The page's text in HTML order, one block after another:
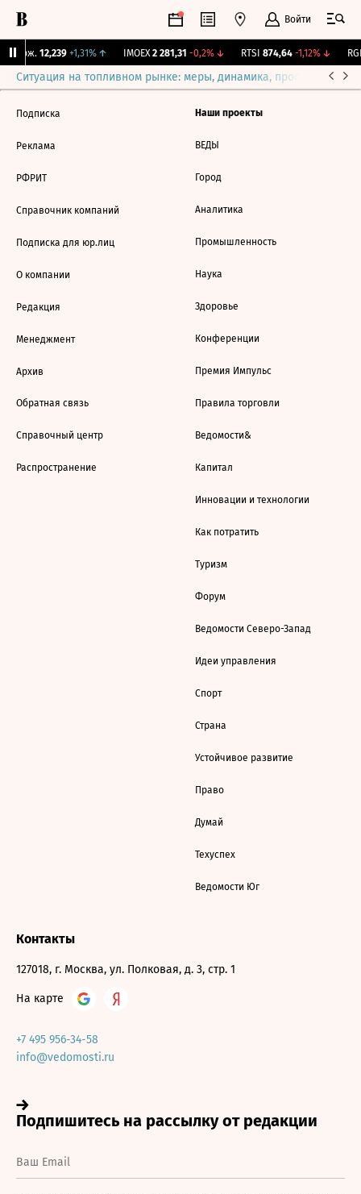
Войти
Бирж. 12,239 +1,31%↑ IMOEX 2 281,31 -0,2%↓ RTSI 874,64 -1,12%↓
Ситуация на топливном рынке: меры, динамика, прогнозы
Подписка
Реклама
РФРИТ
Справочник компаний
Подписка для юр.лиц
О компании
Редакция
Менеджмент
Архив
Обратная связь
Справочный центр
Распространение
Наши проекты
ВЕДЫ
Город
Аналитика
Промышленность
Наука
Здоровье
Конференции
Премия Импульс
Правила торговли
Ведомости&
Капитал
Инновации и технологии
Как потратить
Туризм
Форум
Ведомости Северо-Запад
Идеи управления
Спорт
Страна
Устойчивое развитие
Право
Думай
Техуспех
Ведомости Юг
Контакты
127018, г. Москва, ул. Полковая, д. 3, стр. 1
На карте
+7 495 956-34-58
info@vedomosti.ru